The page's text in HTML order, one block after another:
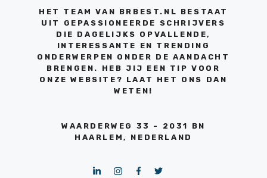
HET TEAM VAN BRBEST.NL BESTAAT
UIT GEPASSIONEERDE SCHRIJVERS
DIE DAGELIJKS OPVALLENDE,
INTERESSANTE EN TRENDING
ONDERWERPEN ONDER DE AANDACHT
BRENGEN. HEB JIJ EEN TIP VOOR
ONZE WEBSITE? LAAT HET ONS DAN
WETEN!
WAARDERWEG 33 - 2031 BN
HAARLEM, NEDERLAND